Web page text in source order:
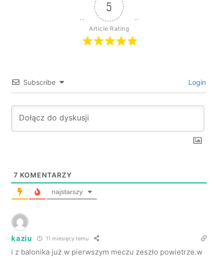
5
Article Rating
Subscribe Login
7 KOMENTARZY
najstarszy
kaziu 11 miesięcy temu
i z balonika już w pierwszym meczu zeszło powietrze.w